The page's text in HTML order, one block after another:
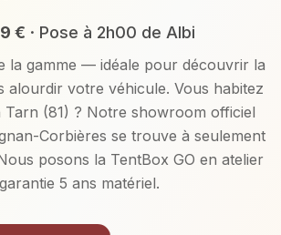
€ · Pose à 2h00 de Albi
la gamme — idéale pour découvrir la
alourdir votre véhicule. Vous habitez
Tarn (81) ? Notre showroom officiel
Corbières se trouve à seulement
posons la TentBox GO en atelier
5 ans matériel.